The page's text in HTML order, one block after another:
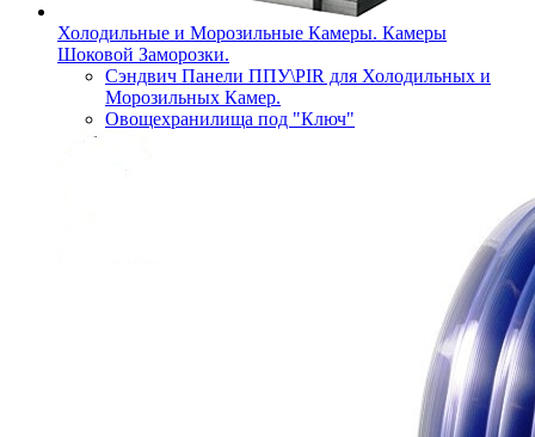
Холодильные и Морозильные Камеры. Камеры
Шоковой Заморозки.
Сэндвич Панели ППУ\PIR для Холодильных и
Морозильных Камер.
Овощехранилища под "Ключ"